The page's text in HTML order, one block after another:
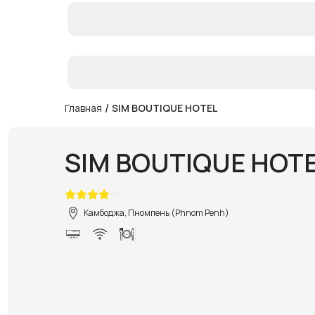
Главная / SIM BOUTIQUE HOTEL
SIM BOUTIQUE
Камбоджа, Пномпень (Phnom Penh)